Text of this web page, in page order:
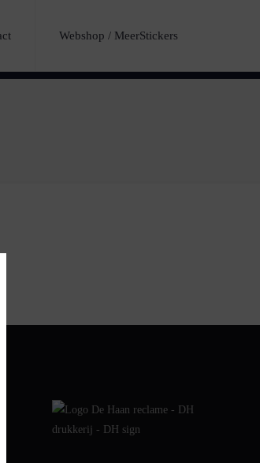
Webshop / MeerStickers